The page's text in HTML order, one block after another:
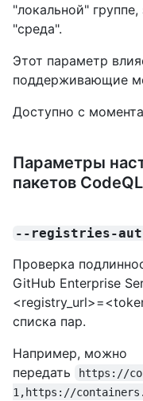
"локальной"
"среда".
Этот параметр
поддерживающие
Доступно с момента
Параметры
пакетов CodeQL
--registries-
Проверка
GitHub Enterprise
списка пар.
Например, можно
передать
https://
1,https://